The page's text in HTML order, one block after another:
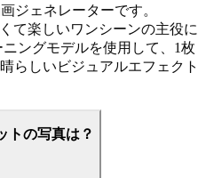
ジェネレーターです。
て楽しいワンシーンの主役に
ングモデルを使用して、1枚
らしいビジュアルエフェクト
トの写真は？